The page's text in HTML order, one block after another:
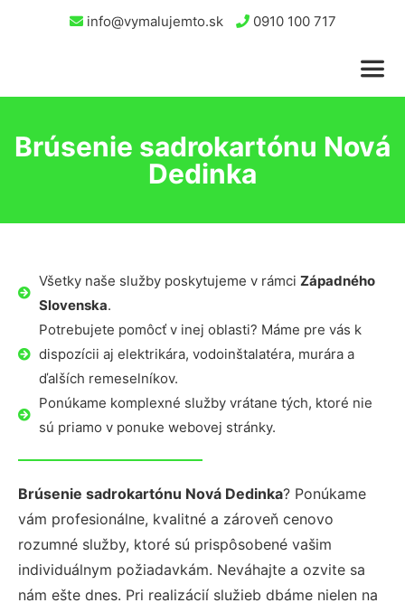
info@vymalujemto.sk 0910 100 717
Brúsenie sadrokartónu Nová
Dedinka
Všetky naše služby poskytujeme v rámci Západného
Slovenska.
Potrebujete pomôcť v inej oblasti? Máme pre vás k
dispozícii aj elektrikára, vodoinštalatéra, murára a
ďalších remeselníkov.
Ponúkame komplexné služby vrátane tých, ktoré nie
sú priamo v ponuke webovej stránky.
Brúsenie sadrokartónu Nová Dedinka? Ponúkame
vám profesionálne, kvalitné a zároveň cenovo
rozumné služby, ktoré sú prispôsobené vašim
individuálnym požiadavkám. Neváhajte a ozvite sa
nám ešte dnes. Pri realizácií služieb dbáme nielen na